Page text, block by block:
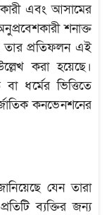
এবং আসামের
অনুপ্রবেশকারী শনাক্ত
তার প্রতিফলন এই
করা হয়েছে।
ধর্মের ভিত্তিতে
কনভেনশনের
যেন তারা
ব্যক্তির জন্য